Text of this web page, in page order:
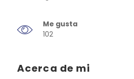
Me gusta
102
Acerca de mi